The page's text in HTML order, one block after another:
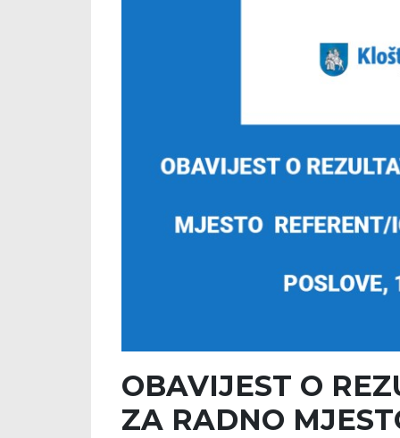
OBAVIJEST O
ZA RADNO